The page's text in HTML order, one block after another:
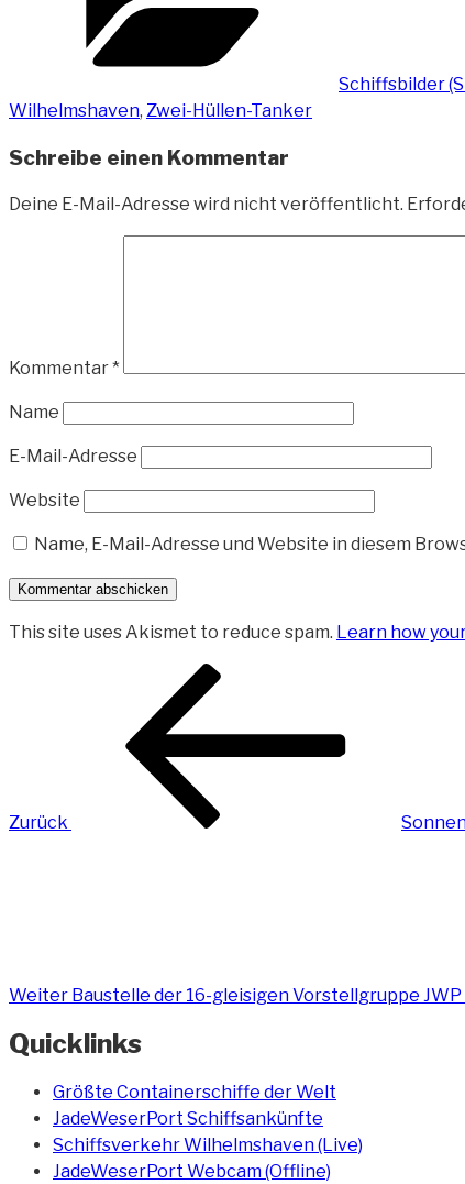
Schiffsbilder
Wilhelmshaven, Zwei-Hüllen-Tanker
Schreibe einen Kommentar
Deine E-Mail-Adresse wird nicht veröffentlicht.
Kommentar*
Name
E-Mail-Adresse
Website
Name, E-Mail-Adresse und Website in diesem
This site uses Akismet to reduce spam. Learn how
Beitragsnavigation
Zurück
Weiter Baustelle der 16-gleisigen Vorstellgruppe JWP
Quicklinks
Größte Containerschiffe der Welt
JadeWeserPort Schiffsankünfte
Schiffsverkehr Wilhelmshaven (Live)
JadeWeserPort Webcam (Offline)